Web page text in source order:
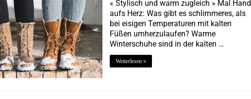
« Stylisch und warm zugleich » Mal Hand
aufs Herz: Was gibt es schlimmeres, als
bei eisigen Temperaturen mit kalten
Füßen umherzulaufen? Warme
Winterschuhe sind in der kalten …
Weiterlesen »